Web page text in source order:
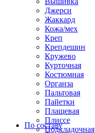
Джерси
Жаккард
Кожа/мех
Креп
Крепдешин
Кружево
Курточная
Костюмная
Органза
Пальтовая
Пайетки
Плащевая
Плиссе
Подкладочная
По составу